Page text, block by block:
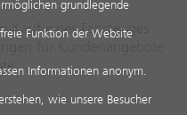
Kauf eines Fahrzeuges
für Kundenangebote
grundlegende
Funktion der Website
Informationen anonym.
wie unsere Besucher